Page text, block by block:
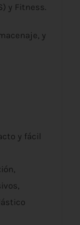
y Fitness.
y
y fácil